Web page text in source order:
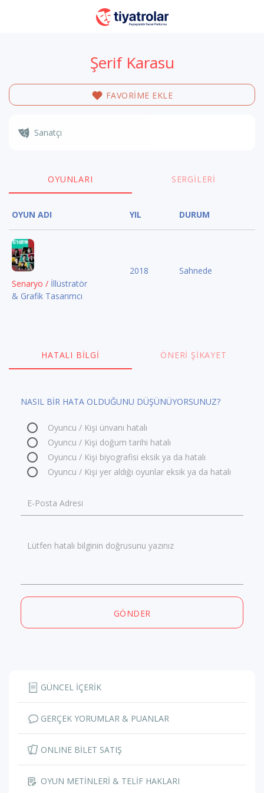
Şerif Karasu
FAVORİME EKLE
Sanatçı
OYUNLARI SERGILERI
OYUN ADI YIL DURUM
Senaryo / İllüstratör
& Grafik Tasarımcı
2018 Sahnede
HATALI BILGI ÖNERI ŞIKAYET
NASIL BİR HATA OLDUĞUNU DÜŞÜNÜYORSUNUZ?
Oyuncu / Kişi ünvanı hatalı
Oyuncu / Kişi doğum tarihi hatalı
Oyuncu / Kişi biyografisi eksik ya da hatalı
Oyuncu / Kişi yer aldığı oyunlar eksik ya da hatalı
E-Posta Adresi
Lütfen hatalı bilginin doğrusunu yazınız
GÖNDER
GÜNCEL İÇERİK
GERÇEK YORUMLAR & PUANLAR
ONLINE BİLET SATIŞ
OYUN METİNLERİ & TELİF HAKLARI